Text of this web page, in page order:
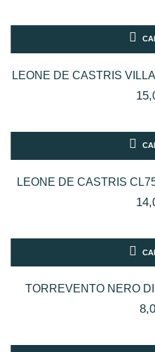
LEONE DE CASTRIS
LEONE DE CASTRIS
TORREVENTO NERO